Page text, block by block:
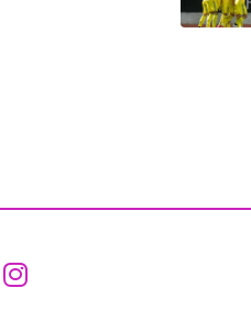
Aceder ao
Aceder ao